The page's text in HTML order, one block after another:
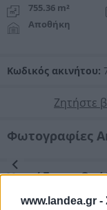
www.landea.gr -
755.36 m²
Αποθήκη
Κωδικός ακινήτου:
Ζητήστε
Φωτογραφίες
Προηγούμενη
Επόμενη
Χρειάζεσαι